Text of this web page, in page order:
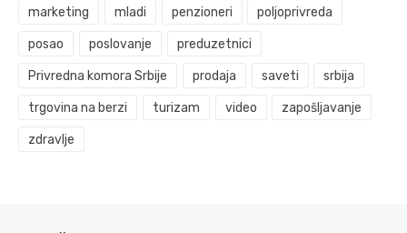
marketing mladi penzioneri poljoprivreda
posao poslovanje preduzetnici
Privredna komora Srbije prodaja saveti srbija
trgovina na berzi turizam video zapošljavanje
zdravlje